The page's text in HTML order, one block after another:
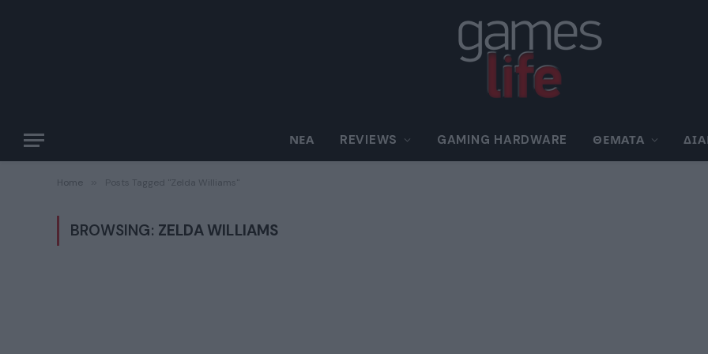
ΝΈΑ REVIEWS GAMING HARDWARE ΘΈΜΑΤΑ
Home Posts Tagged "Zelda Williams"
BROWSING: ZELDA WILLIAMS